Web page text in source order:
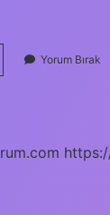
Yorum Bırak